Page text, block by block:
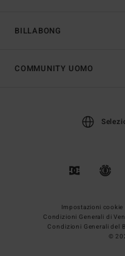
BILLABONG
COMMUNITY UOMO
Impostazioni cookie
Condizioni Generali di
Condizioni Generali del
©